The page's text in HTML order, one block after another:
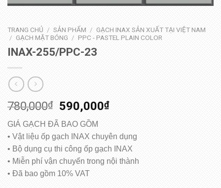
TRANG CHỦ / SẢN PHẨM / GẠCH INAX SẢN XUẤT TẠI VIỆT NAM
/ GẠCH MẶT BÓNG / PPC - PASTEL PLAIN COLOR
INAX-255/PPC-23
780,000₫ 590,000₫
GIÁ GẠCH ĐÃ BAO GỒM
• Vật liệu ốp gạch INAX chuyên dụng
• Bộ dụng cụ thi công ốp gạch INAX
• Miễn phí vận chuyển trong nội thành
• Đã bao gồm 10% VAT